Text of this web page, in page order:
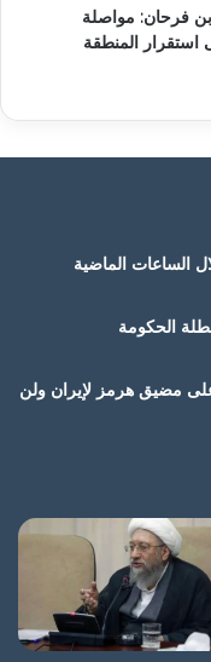
فرحان: مواصلة
المنطقة
الساعات الماضية
الحكومة
مضيق هرمز لإيران ولن